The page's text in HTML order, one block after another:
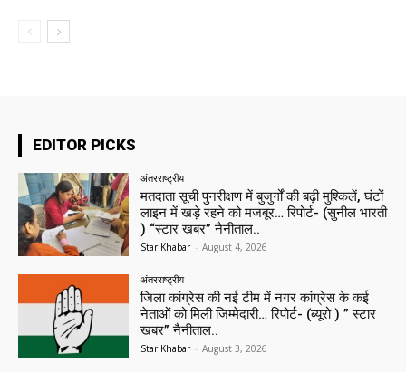
EDITOR PICKS
अंतरराष्ट्रीय
मतदाता सूची पुनरीक्षण में बुजुर्गों की बढ़ी मुश्किलें, घंटों
लाइन में खड़े रहने को मजबूर… रिपोर्ट- (सुनील भारती
) “स्टार खबर” नैनीताल..
Star Khabar - August 4, 2026
अंतरराष्ट्रीय
जिला कांग्रेस की नई टीम में नगर कांग्रेस के कई
नेताओं को मिली जिम्मेदारी… रिपोर्ट- (ब्यूरो ) ” स्टार
खबर” नैनीताल..
Star Khabar - August 3, 2026